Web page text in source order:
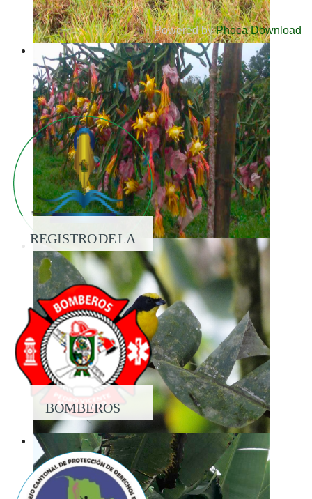
Powered byPhoca Download
REGISTRO DE LA
PROPIEDAD
BOMBEROS